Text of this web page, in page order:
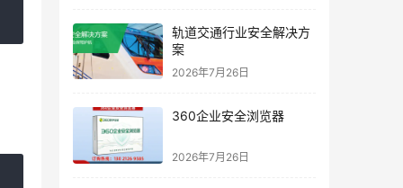
轨道交通行业安全解决方
案
2026年7月26日
360企业安全浏览器
2026年7月26日